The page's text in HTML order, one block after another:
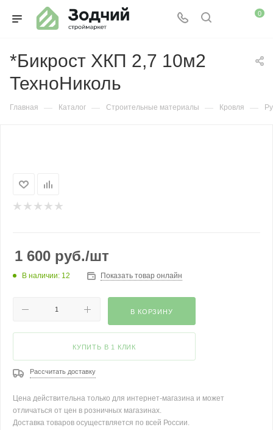
0
*Бикрост ХКП 2,7 10м2
ТехноНиколь
Главная — Каталог — Строительные материалы — Кровля —
1 600 руб./шт
В наличии: 12 Показать товар онлайн
В КОРЗИНУ
КУПИТЬ В 1 КЛИК
Рассчитать доставку
Цена действительна только для интернет-магазина и может
отличаться от цен в розничных магазинах.
Доставка товаров осуществляется по всей России.